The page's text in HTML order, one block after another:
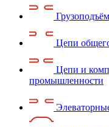
Цепи
Цепи и
промышленности